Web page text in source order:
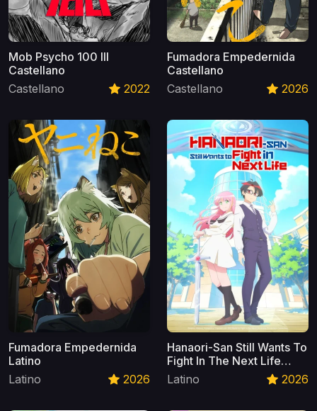
Mob Psycho 100 III
Castellano
Castellano
2022
Fumadora Empedernida
Castellano
Castellano
2026
Fumadora Empedernida
Latino
Latino
2026
Hanaori-San Still Wants To
Fight In The Next Life
Latino
Latino 2026